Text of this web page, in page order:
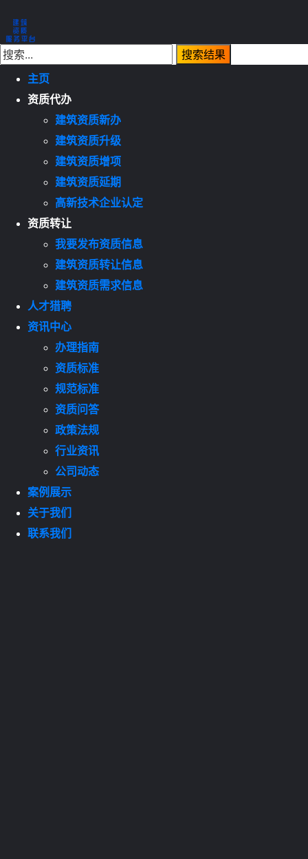
主页
资质代办
建筑资质新办
建筑资质升级
建筑资质增项
建筑资质延期
高新技术企业认定
资质转让
我要发布资质信息
建筑资质转让信息
建筑资质需求信息
人才猎聘
资讯中心
办理指南
资质标准
规范标准
资质问答
政策法规
行业资讯
公司动态
案例展示
关于我们
联系我们